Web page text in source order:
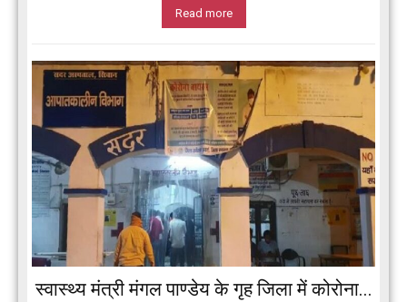
Read more
स्वास्थ्य मंत्री मंगल पाण्डेय के गृह जिला में कोरोना...